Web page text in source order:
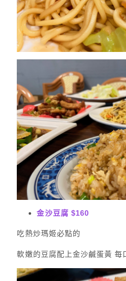
金沙豆腐 $160
吃熱炒瑪姬必點的
軟嫩的豆腐配上金沙鹹蛋黃 每